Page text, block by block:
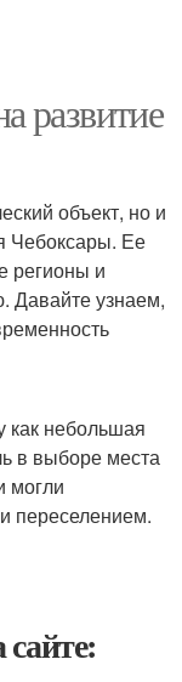
развитие
объект, но и
Чебоксары. Ее
регионы и
Давайте узнаем,
как небольшая
в выборе места
могли
переселением.